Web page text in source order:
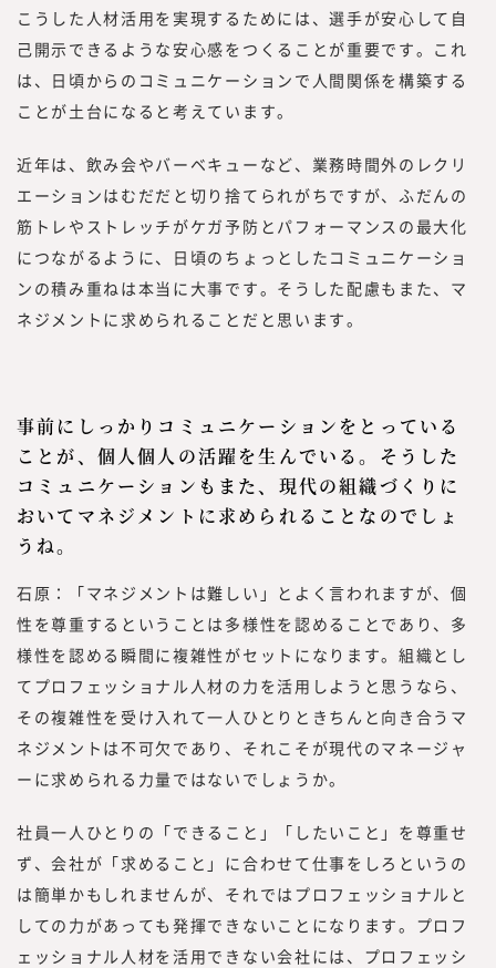
こうした人材活用を実現するためには、選手が安心して自
己開示できるような安心感をつくることが重要です。これ
は、日頃からのコミュニケーションで人間関係を構築する
ことが土台になると考えています。
近年は、飲み会やバーベキューなど、業務時間外のレクリ
エーションはむだだと切り捨てられがちですが、ふだんの
筋トレやストレッチがケガ予防とパフォーマンスの最大化
につながるように、日頃のちょっとしたコミュニケーショ
ンの積み重ねは本当に大事です。そうした配慮もまた、マ
ネジメントに求められることだと思います。
事前にしっかりコミュニケーションをとっている
ことが、個人個人の活躍を生んでいる。そうした
コミュニケーションもまた、現代の組織づくりに
おいてマネジメントに求められることなのでしょ
うね。
石原：「マネジメントは難しい」とよく言われますが、個
性を尊重するということは多様性を認めることであり、多
様性を認める瞬間に複雑性がセットになります。組織とし
てプロフェッショナル人材の力を活用しようと思うなら、
その複雑性を受け入れて一人ひとりときちんと向き合うマ
ネジメントは不可欠であり、それこそが現代のマネージャ
ーに求められる力量ではないでしょうか。
社員一人ひとりの「できること」「したいこと」を尊重せ
ず、会社が「求めること」に合わせて仕事をしろというの
は簡単かもしれませんが、それではプロフェッショナルと
しての力があっても発揮できないことになります。プロフ
ェッショナル人材を活用できない会社には、プロフェッシ